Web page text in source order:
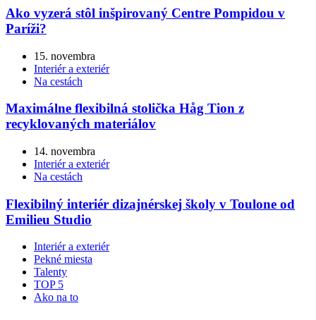
Ako vyzerá stôl inšpirovaný Centre Pompidou v
Paríži?
15. novembra
Interiér a exteriér
Na cestách
Maximálne flexibilná stolička Håg Tion z
recyklovaných materiálov
14. novembra
Interiér a exteriér
Na cestách
Flexibilný interiér dizajnérskej školy v Toulone od
Emilieu Studio
Interiér a exteriér
Pekné miesta
Talenty
TOP 5
Ako na to